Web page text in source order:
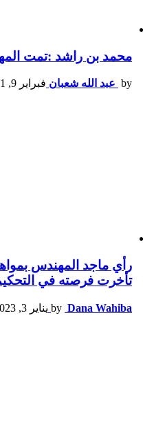
محمد بن راشد :تمت
by عبد الله شعبان فبراير 9, 2021, 8:49 م
رأي ماجد المهندس
تأخرت فرصته في
by Dana Wahiba يناير 3, 2023, 8:02 م